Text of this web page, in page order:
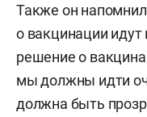
Также он
о вакцинации
решение о
мы должны идти
должна быть